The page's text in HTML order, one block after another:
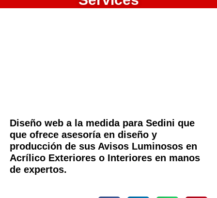
Diseño web a la medida para Sedini que
que ofrece asesoría en diseño y
producción de sus Avisos Luminosos en
Acrílico Exteriores o Interiores en manos
de expertos.